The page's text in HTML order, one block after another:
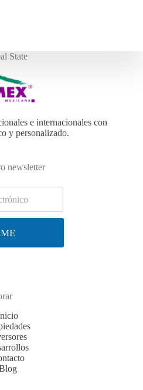
State
e internacionales con
y personalizado.
newsletter